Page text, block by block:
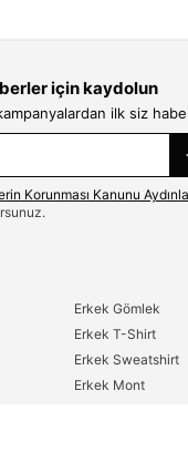
için kaydolun
ilk siz
Korunması Kanunu
Erkek Gömlek
Erkek T-Shirt
Erkek Sweatshirt
Erkek Mont